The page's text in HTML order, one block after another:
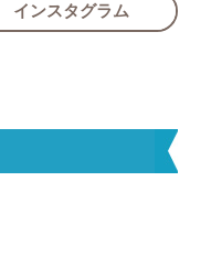
インスタグラム